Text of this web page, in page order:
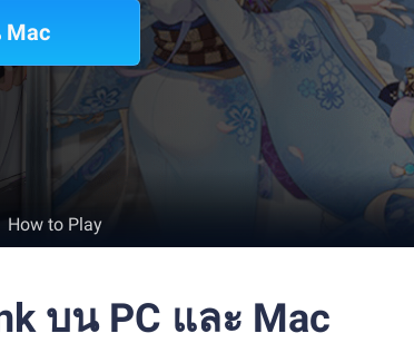
Mac
How to Play
บน PC และ Mac